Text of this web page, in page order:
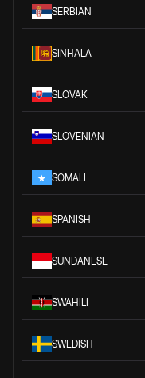
SERBIAN
SINHALA
SLOVAK
SLOVENIAN
SOMALI
SPANISH
SUNDANESE
SWAHILI
SWEDISH